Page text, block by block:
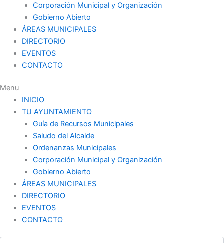
Corporación Municipal y Organización
Gobierno Abierto
ÁREAS MUNICIPALES
DIRECTORIO
EVENTOS
CONTACTO
Menu
INICIO
TU AYUNTAMIENTO
Guía de Recursos Municipales
Saludo del Alcalde
Ordenanzas Municipales
Corporación Municipal y Organización
Gobierno Abierto
ÁREAS MUNICIPALES
DIRECTORIO
EVENTOS
CONTACTO